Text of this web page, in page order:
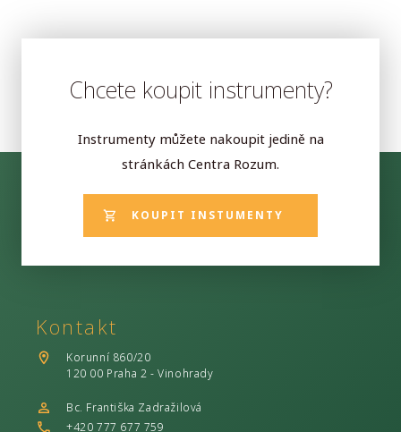
Chcete koupit instrumenty?
Instrumenty můžete nakoupit jedině na
stránkách Centra Rozum.
KOUPIT INSTUMENTY
Kontakt
Korunní 860/20
120 00 Praha 2 - Vinohrady
Bc. Františka Zadražilová
+420 777 677 759